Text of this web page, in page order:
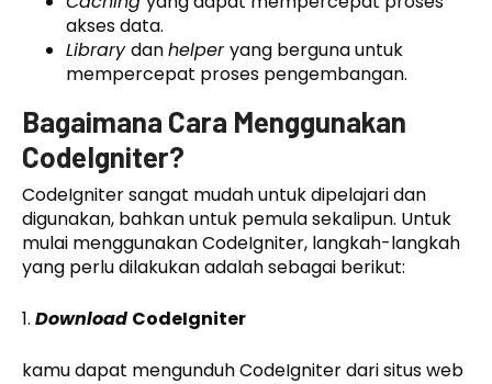
akses data.
Librarydanhelperyang berguna untuk
mempercepat proses pengembangan.
Bagaimana Cara Menggunakan
CodeIgniter?
CodeIgniter sangat mudah untuk dipelajari dan
digunakan, bahkan untuk pemula sekalipun. Untuk
mulai menggunakan CodeIgniter, langkah-langkah
yang perlu dilakukan adalah sebagai berikut:
1. Download CodeIgniter
kamu dapat mengunduh CodeIgniter dari situs web